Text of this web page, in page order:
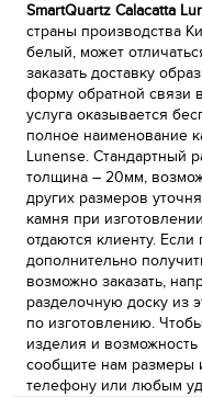
SmartQuartz Calacatta
страны производства
белый, может
заказать доставку
форму обратной связи
услуга оказывается
полное наименование
Lunense. Стандартный
толщина – 20мм,
других размеров
камня при
отдаются клиенту.
дополнительно
возможно заказать,
разделочную доску из
по изготовлению.
изделия и возможность
сообщите нам размеры
телефону или любым